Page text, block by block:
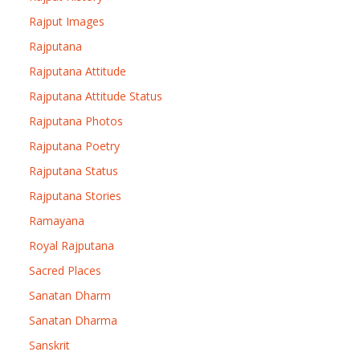
Rajput Images
Rajputana
Rajputana Attitude
Rajputana Attitude Status
Rajputana Photos
Rajputana Poetry
Rajputana Status
Rajputana Stories
Ramayana
Royal Rajputana
Sacred Places
Sanatan Dharm
Sanatan Dharma
Sanskrit